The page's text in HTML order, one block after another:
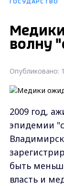
ГОСУДАРСТВО
волну
Опубликовано:
2009 год,
эпидемии
быть
власть и